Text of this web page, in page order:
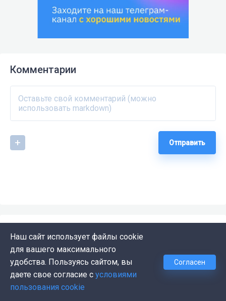
Комментарии
Отправить
DeepFake-туториал: создаем
собственный дипфейк в
DeepFaceLab
Наш сайт использует файлы cookie
для вашего максимального
удобства. Пользуясь сайтом, вы
даете свое согласие с условиями
пользования cookie
Согласен